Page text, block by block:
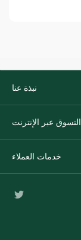
نبذة عنا
التسوق عبر الإنترنت
خدمات العملاء